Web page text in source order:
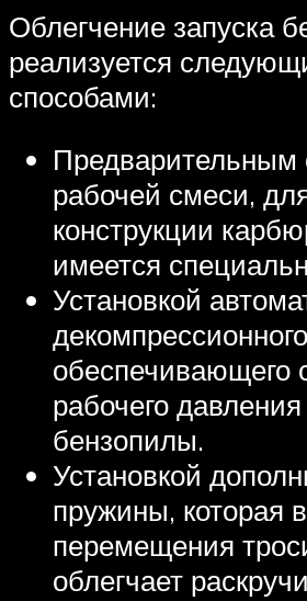
Облегчение запуска
реализуется
способами:
Предварительным
рабочей смеси,
конструкции
имеется
Установкой
обеспечивающего
рабочего
бензопилы.
Установкой
пружины, которая
перемещения
облегчает